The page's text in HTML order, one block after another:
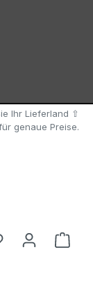
Ihr Lieferland ⇧
genaue Preise.
Du hast 0